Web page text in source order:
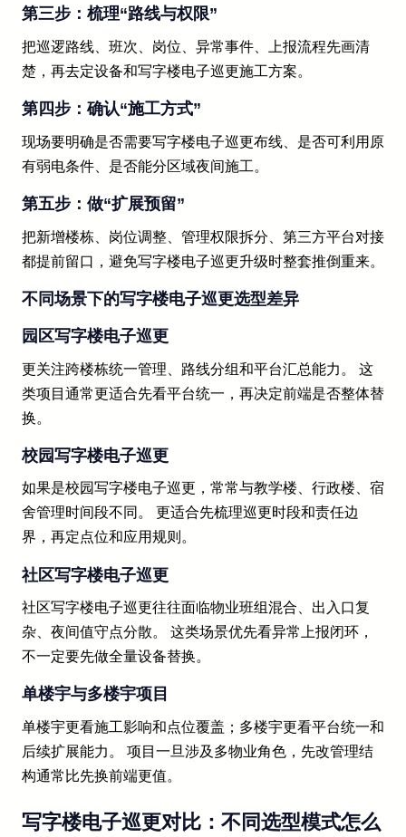
第三步：梳理“路线与权限”
把巡逻路线、班次、岗位、异常事件、上报流程先画清
楚，再去定设备和写字楼电子巡更施工方案。
第四步：确认“施工方式”
现场要明确是否需要写字楼电子巡更布线、是否可利用原
有弱电条件、是否能分区域夜间施工。
第五步：做“扩展预留”
把新增楼栋、岗位调整、管理权限拆分、第三方平台对接
都提前留口，避免写字楼电子巡更升级时整套推倒重来。
不同场景下的写字楼电子巡更选型差异
园区写字楼电子巡更
更关注跨楼栋统一管理、路线分组和平台汇总能力。 这
类项目通常更适合先看平台统一，再决定前端是否整体替
换。
校园写字楼电子巡更
如果是校园写字楼电子巡更，常常与教学楼、行政楼、宿
舍管理时间段不同。 更适合先梳理巡更时段和责任边
界，再定点位和应用规则。
社区写字楼电子巡更
社区写字楼电子巡更往往面临物业班组混合、出入口复
杂、夜间值守点分散。 这类场景优先看异常上报闭环，
不一定要先做全量设备替换。
单楼宇与多楼宇项目
单楼宇更看施工影响和点位覆盖；多楼宇更看平台统一和
后续扩展能力。 项目一旦涉及多物业角色，先改管理结
构通常比先换前端更值。
写字楼电子巡更对比：不同选型模式怎么